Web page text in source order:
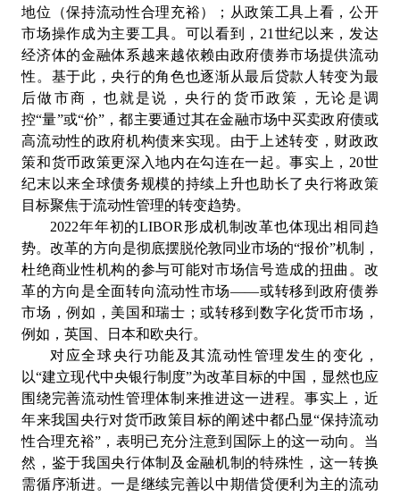
地位（保持流动性合理充裕）；从政策工具上看，公开
市场操作成为主要工具。可以看到，21世纪以来，发达
经济体的金融体系越来越依赖由政府债券市场提供流动
性。基于此，央行的角色也逐渐从最后贷款人转变为最
后做市商，也就是说，央行的货币政策，无论是调
控“量”或“价”，都主要通过其在金融市场中买卖政府债或
高流动性的政府机构债来实现。由于上述转变，财政政
策和货币政策更深入地内在勾连在一起。事实上，20世
纪末以来全球债务规模的持续上升也助长了央行将政策
目标聚焦于流动性管理的转变趋势。
2022年年初的LIBOR形成机制改革也体现出相同趋
势。改革的方向是彻底摆脱伦敦同业市场的“报价”机制，
杜绝商业性机构的参与可能对市场信号造成的扭曲。改
革的方向是全面转向流动性市场——或转移到政府债券
市场，例如，美国和瑞士；或转移到数字化货币市场，
例如，英国、日本和欧央行。
对应全球央行功能及其流动性管理发生的变化，
以“建立现代中央银行制度”为改革目标的中国，显然也应
围绕完善流动性管理体制来推进这一进程。事实上，近
年来我国央行对货币政策目标的阐述中都凸显“保持流动
性合理充裕”，表明已充分注意到国际上的这一动向。当
然，鉴于我国央行体制及金融机制的特殊性，这一转换
需循序渐进。一是继续完善以中期借贷便利为主的流动